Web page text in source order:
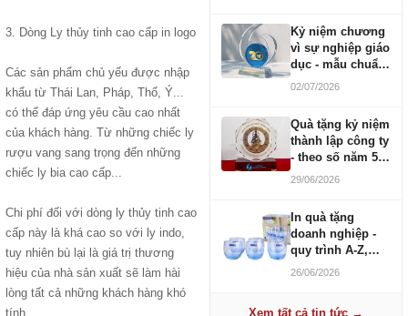
3. Dòng Ly thủy tinh cao cấp in logo
Các sản phẩm chủ yếu được nhập
khẩu từ Thái Lan, Pháp, Thổ, Ý...
có thể đáp ứng yêu cầu cao nhất
của khách hàng. Từ những chiếc ly
rượu vang sang trọng đến những
chiếc ly bia cao cấp...
Chi phí đối với dòng ly thủy tinh cao
cấp này là khá cao so với ly indo,
tuy nhiên bù lại là giá trị thương
hiệu của nhà sản xuất sẽ làm hài
lòng tất cả những khách hàng khó
tính.
Kỷ niệm chương
vì sự nghiệp giáo
dục - mẫu chuẩn
2026
02/07/2026
Quà tặng kỷ niệm
thành lập công ty
- theo số năm 5,
10, 20, 30, 50
29/06/2026
In quà tặng
doanh nghiệp -
quy trình A-Z,
báo giá và thời
26/06/2026
Xem tất cả tin tức →